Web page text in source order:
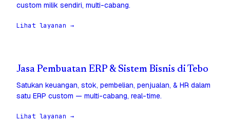
custom milik sendiri, multi-cabang.
Lihat layanan →
Jasa Pembuatan ERP & Sistem Bisnis di Tebo
Satukan keuangan, stok, pembelian, penjualan, & HR dalam
satu ERP custom — multi-cabang, real-time.
Lihat layanan →